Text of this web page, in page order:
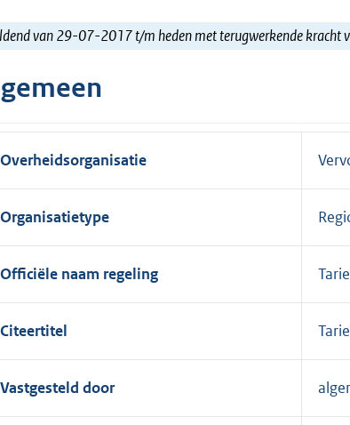
van 29-07-2017 t/m heden met terugwerkende
Overheidsorganisatie
Organisatietype
Officiële naam regeling
Citeertitel
Vastgesteld door